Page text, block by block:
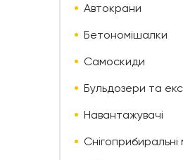
Автокрани
Бетономішалки
Самоскиди
Бульдозери та
Навантажувачі